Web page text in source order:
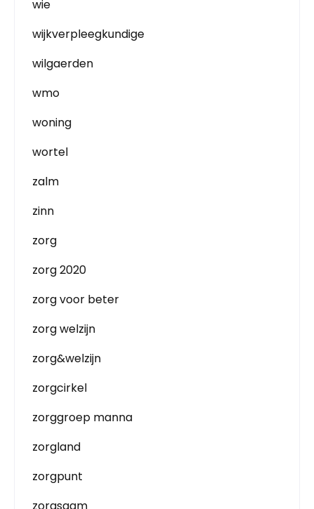
wie
wijkverpleegkundige
wilgaerden
wmo
woning
wortel
zalm
zinn
zorg
zorg 2020
zorg voor beter
zorg welzijn
zorg&welzijn
zorgcirkel
zorggroep manna
zorgland
zorgpunt
zorgsaam